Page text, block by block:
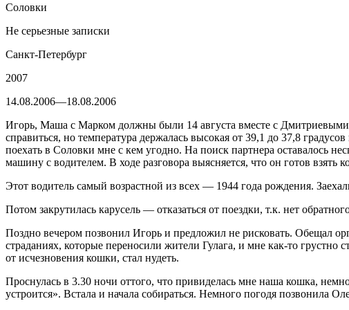
Соловки
Не серьезные записки
Санкт-Петербург
2007
14.08.2006—18.08.2006
Игорь, Маша с Марком должны были 14 августа вместе с Дмитриевыми
справиться, но температура держалась высокая от 39,1 до 37,8
поехать в Соловки мне с кем угодно. На поиск партнера оставалось
машину с водителем. В ходе разговора выясняется, что он готов
Этот водитель самый возрастной из всех — 1944 года рождения.
Потом закрутилась карусель — отказаться от поездки, т.к. нет
Поздно вечером позвонил Игорь и предложил не рисковать. Обещал
страданиях, которые переносили жители Гулага, и мне как-то грустно
от исчезновения кошки, стал нудеть.
Проснулась в 3.30 ночи оттого, что привиделась мне наша кошка,
устроится». Встала и начала собираться. Немного погодя позвонила